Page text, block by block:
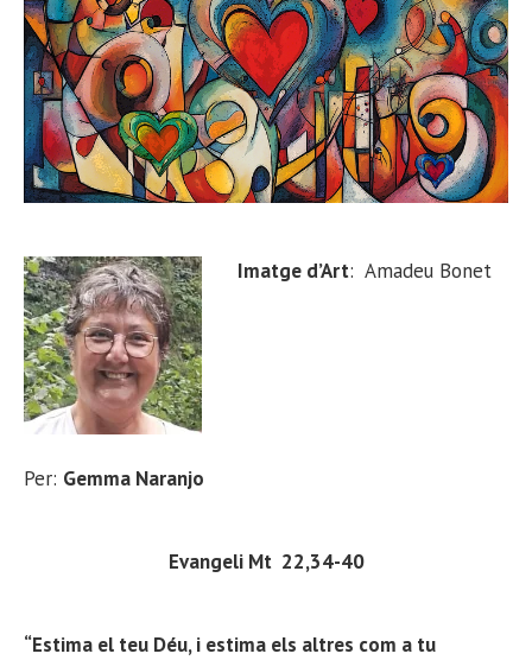
Imatge d’Art: Amadeu Bonet
Per: Gemma Naranjo
Evangeli Mt 22,34-40
“Estima el teu Déu, i estima els altres com a tu